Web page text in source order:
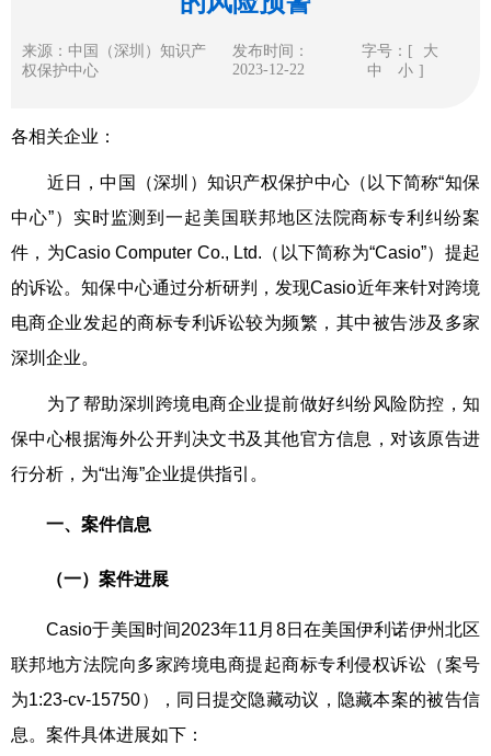
来源：中国（深圳）知识产
权保护中心
发布时间：
2023-12-22
字号：[
大
中
小 ]
各相关企业：
近日，中国（深圳）知识产权保护中心（以下简称“知保
中心”）实时监测到一起美国联邦地区法院商标专利纠纷案
件，为Casio Computer Co., Ltd.（以下简称为“Casio”）提起
的诉讼。知保中心通过分析研判，发现Casio近年来针对跨境
电商企业发起的商标专利诉讼较为频繁，其中被告涉及多家
深圳企业。
为了帮助深圳跨境电商企业提前做好纠纷风险防控，知
保中心根据海外公开判决文书及其他官方信息，对该原告进
行分析，为“出海”企业提供指引。
一、案件信息
（一）案件进展
Casio于美国时间2023年11月8日在美国伊利诺伊州北区
联邦地方法院向多家跨境电商提起商标专利侵权诉讼（案号
为1:23-cv-15750），同日提交隐藏动议，隐藏本案的被告信
息。案件具体进展如下：